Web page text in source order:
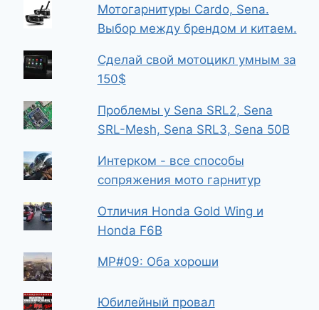
Мотогарнитуры Cardo, Sena.
Выбор между брендом и китаем.
Сделай свой мотоцикл умным за
150$
Проблемы у Sena SRL2, Sena
SRL-Mesh, Sena SRL3, Sena 50B
Интерком - все способы
сопряжения мото гарнитур
Отличия Honda Gold Wing и
Honda F6B
МР#09: Оба хороши
Юбилейный провал